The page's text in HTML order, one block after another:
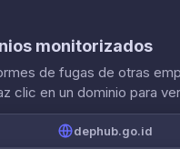
monitorizados
de fugas de otras
clic en un dominio para
dephub.go.id